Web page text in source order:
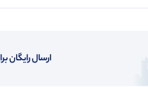
ارسال رایگان